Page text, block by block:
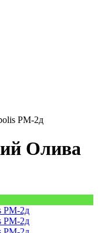
РМ-2д
Олива